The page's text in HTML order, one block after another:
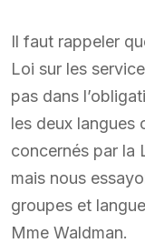
Il faut rappeler
Loi sur les
pas dans
les deux langues
concernés par la
mais nous
groupes et
Mme Waldman.